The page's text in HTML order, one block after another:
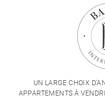
UN LARGE CHOIX
APPARTEMENTS À